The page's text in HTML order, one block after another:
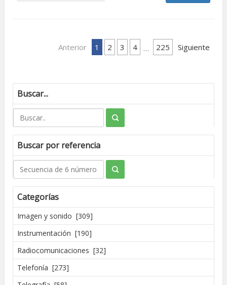
Anterior 1 2 3 4 … 225 Siguiente
Buscar...
Buscar por referencia
Categorías
Imagen y sonido [309]
Instrumentación [190]
Radiocomunicaciones [32]
Telefonía [273]